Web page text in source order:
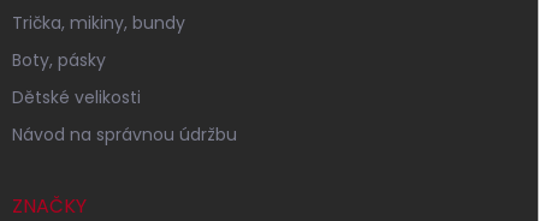
Trička, mikiny, bundy
Boty, pásky
Dětské velikosti
Návod na správnou údržbu
ZNAČKY